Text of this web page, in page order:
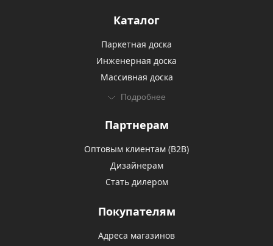
Каталог
Паркетная доска
Инженерная доска
Массивная доска
Подробнее
Партнерам
Оптовым клиентам (В2В)
Дизайнерам
Стать дилером
Покупателям
Адреса магазинов